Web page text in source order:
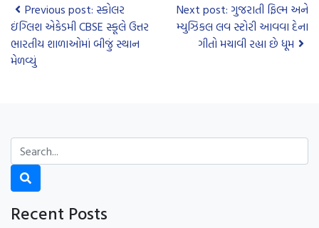
Previous post: સ્કોલર
ઇંગ્લિશ એકેડમી CBSE સ્કૂલે ઉત્તર
ભારતીય શાળાઓમાં બીજું સ્થાન
મેળવ્યું
Next post: ગુજરાતી ફિલ્મ અને
મ્યુઝિકલ લવ સ્ટોરી આવવા દેના
ગીતો મચાવી રહ્યા છે ધૂમ
Recent Posts